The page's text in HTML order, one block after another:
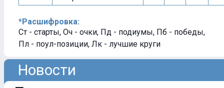
*Расшифровка:
Ст - старты, Оч - очки, Пд - подиумы, Пб - победы,
Пл - поул-позиции, Лк - лучшие круги
Новости